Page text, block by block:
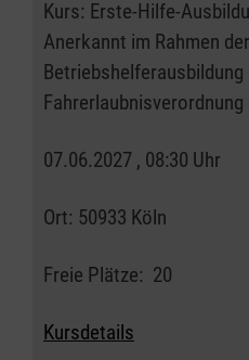
Kurs: Erste-Hilfe-
Anerkannt im Rahmen der
Betriebshelferausbildung
07.06.2027 , 08:30 Uhr
Ort: 50933 Köln
Freie Plätze: 20
Kursdetails